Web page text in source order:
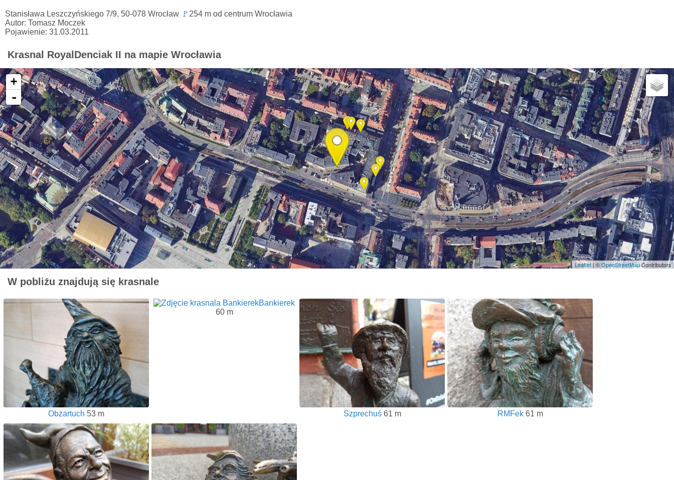
Stanisława Leszczyńskiego 7/9, 50-078 Wrocław 🚩 254 m od centrum Wrocławia
Autor: Tomasz Moczek
Pojawienie: 31.03.2011
Krasnal RoyalDenciak II na mapie Wrocławia
+
-
Leaflet| ©OpenStreetMapContributors
W pobliżu znajdują się krasnale
Obżartuch 53 m
Bankierek
60 m
Szprechuś61 m RMFek61 m